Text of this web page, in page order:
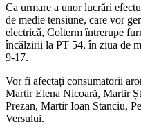
Ca urmare a unor lucrări
de medie tensiune, care vor
electrică, Colterm întrerupe
încălzirii la PT 54, în ziua de
9-17.
Vor fi afectați consumatorii
Martir Elena Nicoară, Martir
Prezan, Martir Ioan Stanciu,
Versului.